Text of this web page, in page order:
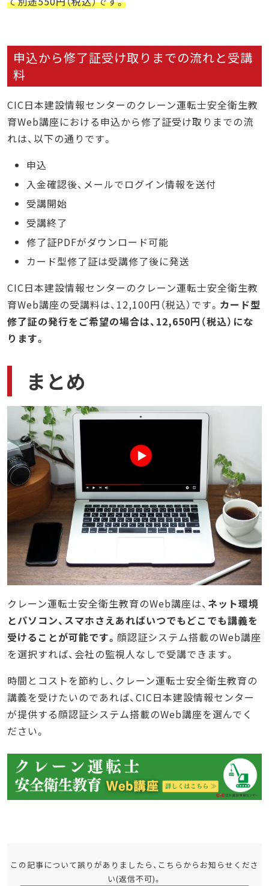
申込から修了証受け取りまでの流れと受講
料
CIC日本建設情報センターのクレーン運転士安全衛生教
育Web講座における申込から修了証受け取りまでの流
れは、以下の通りです。
申込
入金確認後、メールでログイン情報を送付
受講開始
受講終了
修了証PDFがダウンロード可能
カード型修了証は受講修了後に発送
CIC日本建設情報センターのクレーン運転士安全衛生教
育Web講座の受講料は、12,100円（税込）です。 カード型
修了証の発行をご希望の場合は、12,650円（税込）にな
ります。
まとめ
クレーン運転士安全衛生教育のWeb講座は、 ネット環境
とパソコン、スマホさえあればいつでもどこでも講義を
受けることが可能です。 顔認証システム搭載のWeb講座
を選択すれば、会社の監視人なしで受講できます。
時間とコストを節約し、クレーン運転士安全衛生教育の
講義を受けたいのであれば、CIC日本建設情報センター
が提供する顔認証システム搭載のWeb講座を選んでく
ださい。
この記事について誤りがありましたら、こちらからお知らせくださ
い(返信不可)。